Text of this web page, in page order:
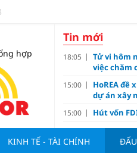
hợp
Tin mới
18:05
Tử vi hôm
việc chăm
15:00
HoREA
dự án xây
15:00 Hút vốn
13:15 Động lực
13:00 Nghiên
KINH TẾ - TÀI CHÍNH